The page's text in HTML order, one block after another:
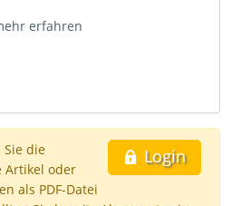
erfahren
Login
die
Artikel oder
als PDF-Datei